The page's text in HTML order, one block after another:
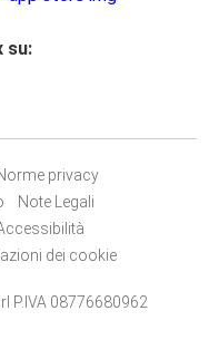
su:
privacy
Note Legali
dei cookie
P.IVA 08776680962